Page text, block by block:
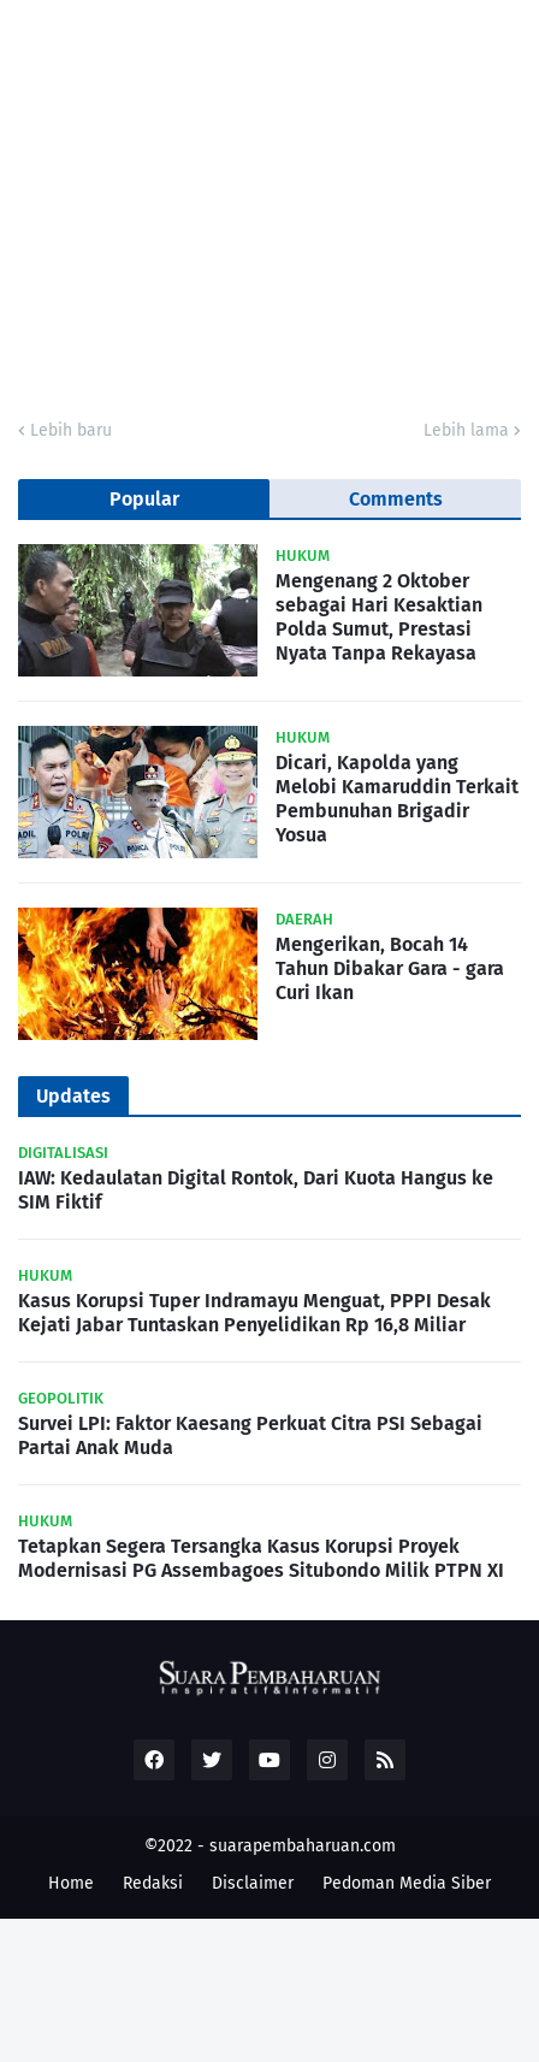
Lebih baru Lebih lama
Popular Comments
HUKUM
Mengenang 2 Oktober
sebagai Hari Kesaktian
Polda Sumut, Prestasi
Nyata Tanpa Rekayasa
HUKUM
Dicari, Kapolda yang
Melobi Kamaruddin Terkait
Pembunuhan Brigadir
Yosua
DAERAH
Mengerikan, Bocah 14
Tahun Dibakar Gara - gara
Curi Ikan
Updates
DIGITALISASI
IAW: Kedaulatan Digital Rontok, Dari Kuota Hangus ke
SIM Fiktif
HUKUM
Kasus Korupsi Tuper Indramayu Menguat, PPPI Desak
Kejati Jabar Tuntaskan Penyelidikan Rp 16,8 Miliar
GEOPOLITIK
Survei LPI: Faktor Kaesang Perkuat Citra PSI Sebagai
Partai Anak Muda
HUKUM
Tetapkan Segera Tersangka Kasus Korupsi Proyek
Modernisasi PG Assembagoes Situbondo Milik PTPN XI
©2022 - suarapembaharuan.com
Home
Redaksi Disclaimer Pedoman Media Siber